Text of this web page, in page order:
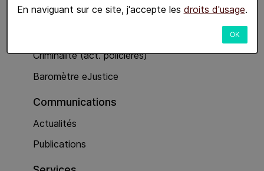
En naviguant sur ce site, j'accepte les droits d'usage.
OK
Economie
Criminalité (act. policières)
Baromètre eJustice
Communications
Actualités
Publications